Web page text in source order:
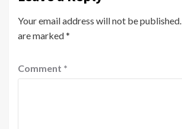
Your email address will not be published.
are marked*
Comment *